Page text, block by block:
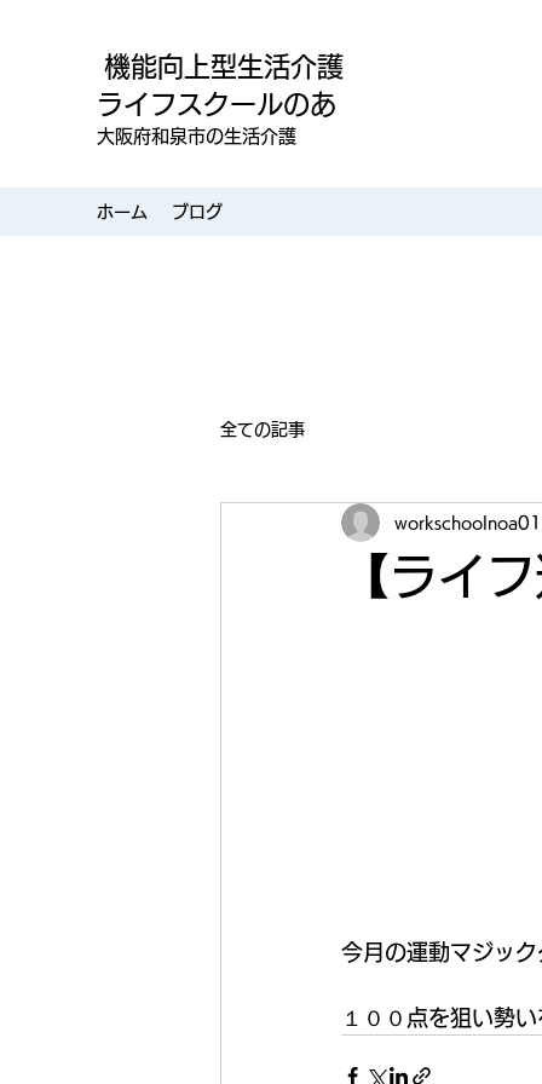
機能向上型生活介護
ライフスクールのあ
大阪府和泉市の生活介護
ホーム ブログ
全ての記事
【ライ
workschoolnoa01
今月の運動マジッ
１００点を狙い勢